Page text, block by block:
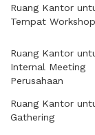
Ruang Kantor
Tempat Workshop
Ruang Kantor
Internal Meeting
Perusahaan
Ruang Kantor
Gathering